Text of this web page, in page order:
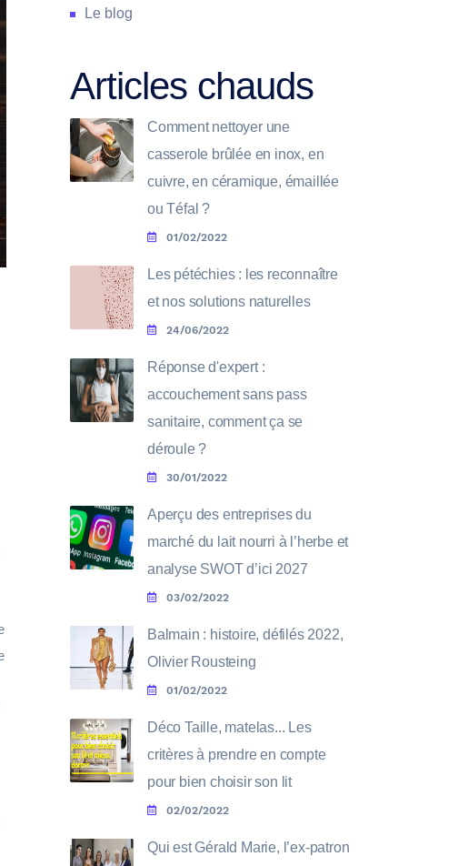
Le blog
Articles chauds
Comment nettoyer une
casserole brûlée en inox, en
cuivre, en céramique, émaillée
ou Téfal ?
01/02/2022
Les pétéchies : les reconnaître
et nos solutions naturelles
24/06/2022
Réponse d'expert :
accouchement sans pass
sanitaire, comment ça se
déroule ?
30/01/2022
Aperçu des entreprises du
marché du lait nourri à l’herbe et
analyse SWOT d’ici 2027
03/02/2022
Balmain : histoire, défilés 2022,
Olivier Rousteing
01/02/2022
Déco Taille, matelas... Les
critères à prendre en compte
pour bien choisir son lit
02/02/2022
Qui est Gérald Marie, l’ex-patron